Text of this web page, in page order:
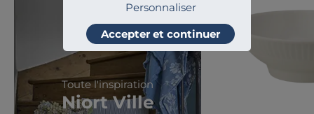
Personnaliser
Accepter et continuer
Toute l'inspiration
Niort Ville